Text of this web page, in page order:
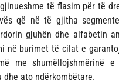
të flasim për të
që në të gjitha
gjuhën dhe alfabetin
në burimet të cilat e
me shumëllojshmërinë
dhe ato ndërkombëtare.